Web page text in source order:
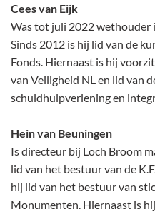
Cees van Eijk
Was tot juli 2022 wethouder
Sinds 2012 is hij lid van de
Fonds. Hiernaast is hij
van Veiligheid NL en lid van
schuldhulpverlening en
Hein van Beuningen
Is directeur bij Loch Broom
lid van het bestuur van de
hij lid van het bestuur van
Monumenten. Hiernaast is